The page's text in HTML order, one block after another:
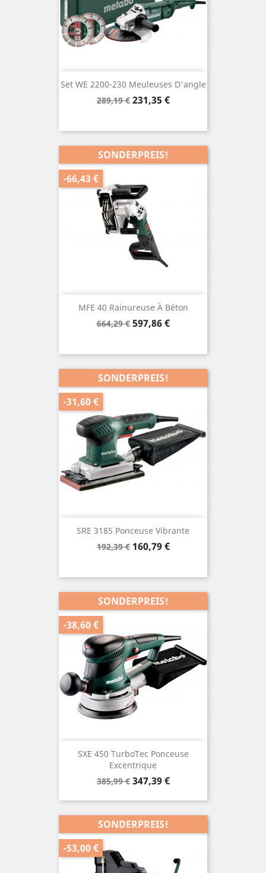
Set WE 2200-230 Meuleuses D'angle
Verkaufspreis
289,19 € Preis
231,35 €
MFE 40 Rainureuse À Béton
Verkaufspreis
664,29 € Preis
597,86 €
SONDERPREIS!
-66,43 €
SRE 3185 Ponceuse Vibrante
Verkaufspreis
192,39 € Preis
160,79 €
SONDERPREIS!
-31,60 €
SXE 450 TurboTec Ponceuse
Excentrique
Verkaufspreis
385,99 € Preis
347,39 €
SONDERPREIS!
-38,60 €
SONDERPREIS!
-53,00 €